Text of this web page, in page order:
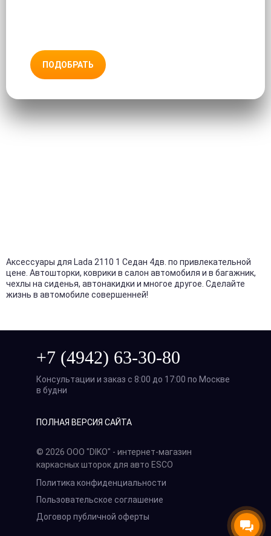
ПОДОБРАТЬ
Аксессуары для Lada 2110 1 Седан 4дв. по привлекательной
цене. Автошторки, коврики в салон автомобиля и в багажник,
чехлы на сиденья, автонакидки и многое другое. Сделайте
жизнь в автомобиле совершенней!
+7 (4942) 63-30-80
Консультации и заказ с 8:00 до 17:00 по Москве
в будни
ПОЛНАЯ ВЕРСИЯ САЙТА
© 2026 ООО "DIKO" - интернет-магазин
каркасных шторок для авто ESCO
Политика конфиденциальности
Пользовательское соглашение
Договор публичной оферты